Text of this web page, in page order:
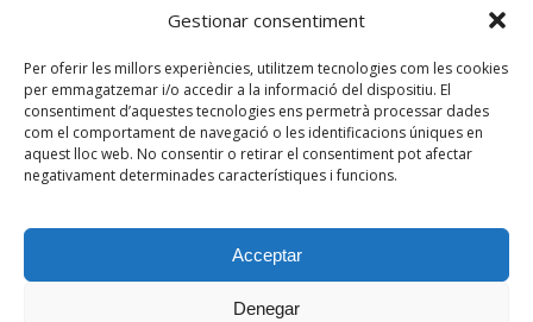
Gestionar consentiment
Per oferir les millors experiències, utilitzem tecnologies com les cookies
per emmagatzemar i/o accedir a la informació del dispositiu. El
consentiment d’aquestes tecnologies ens permetrà processar dades
com el comportament de navegació o les identificacions úniques en
aquest lloc web. No consentir o retirar el consentiment pot afectar
negativament determinades característiques i funcions.
Acceptar
Denegar